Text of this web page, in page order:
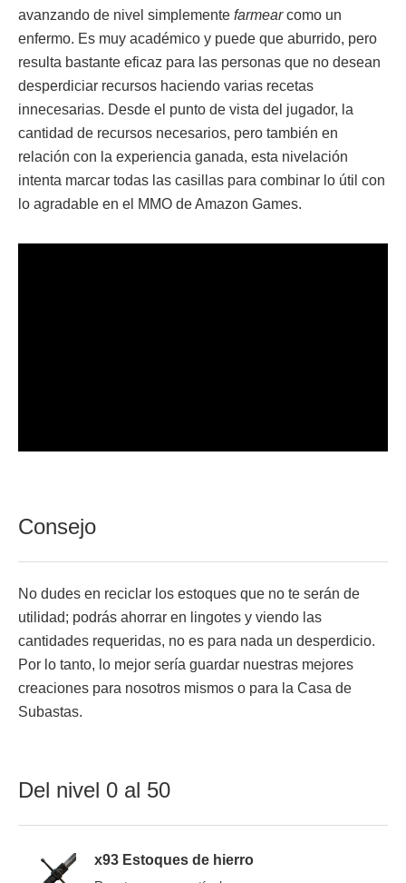
avanzando de nivel simplemente farmearcomo un
enfermo. Es muy académico y puede que aburrido, pero
resulta bastante eficaz para las personas que no desean
desperdiciar recursos haciendo varias recetas
innecesarias. Desde el punto de vista del jugador, la
cantidad de recursos necesarios, pero también en
relación con la experiencia ganada, esta nivelación
intenta marcar todas las casillas para combinar lo útil con
lo agradable en el MMO de Amazon Games.
Consejo
No dudes en reciclar los estoques que no te serán de
utilidad; podrás ahorrar en lingotes y viendo las
cantidades requeridas, no es para nada un desperdicio.
Por lo tanto, lo mejor sería guardar nuestras mejores
creaciones para nosotros mismos o para la Casa de
Subastas.
Del nivel 0 al 50
x93 Estoques de hierro